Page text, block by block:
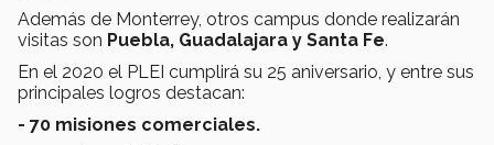
Además de Monterrey, otros campus donde realizarán
visitas son Puebla, Guadalajara y Santa Fe.
En el 2020 el PLEI cumplirá su 25 aniversario, y entre sus
principales logros destacan:
- 70 misiones comerciales.